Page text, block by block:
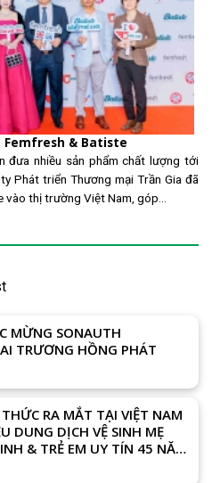
& Batiste
đưa nhiều sản phẩm chất lượng tới
Phát triển Thương mại Trần Gia đã
thị trường Việt Nam, góp...
MỪNG SONAUTH
TRƯƠNG HỒNG PHÁT
RA MẮT TẠI VIỆT NAM
DUNG DỊCH VỆ SINH MẸ
& TRẺ EM UY TÍN 45 NĂM